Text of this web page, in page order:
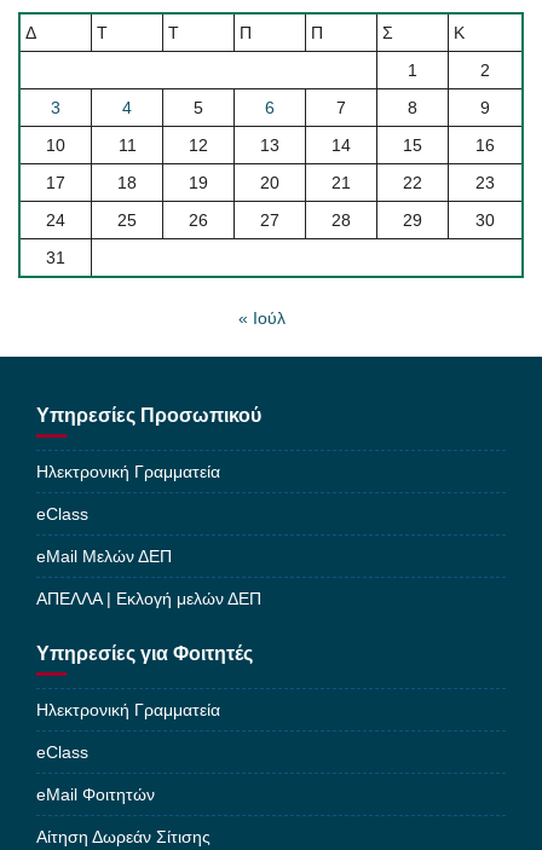
Δ Τ Τ Π Π Σ
Κ
1
2
3
4 5 6 7 8
9
10
11 12 13 14 15
16
17
18 19 20 21 22
23
24
25 26 27 28 29
30
31
« Ιούλ
Υπηρεσίες Προσωπικού
Ηλεκτρονική Γραμματεία
eClass
eMail Μελών ΔΕΠ
ΑΠΕΛΛΑ | Εκλογή μελών ΔΕΠ
Υπηρεσίες για Φοιτητές
Ηλεκτρονική Γραμματεία
eClass
eMail Φοιτητών
Αίτηση Δωρεάν Σίτισης